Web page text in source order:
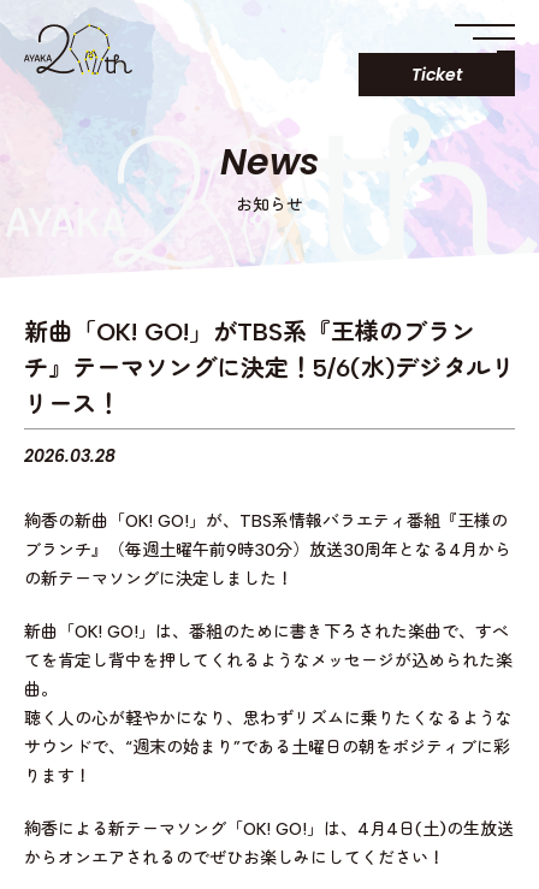
Ticket
News
お知らせ
新曲「OK! GO!」がTBS系『王様のブラン
チ』テーマソングに決定！5/6(水)デジタルリ
リース！
2026.03.28
絢香の新曲「OK! GO!」が、TBS系情報バラエティ番組『王様の
ブランチ』（毎週土曜午前9時30分）放送30周年となる4月から
の新テーマソングに決定しました！
新曲「OK! GO!」は、番組のために書き下ろされた楽曲で、すべ
てを肯定し背中を押してくれるようなメッセージが込められた楽
曲。
聴く人の心が軽やかになり、思わずリズムに乗りたくなるような
サウンドで、“週末の始まり”である土曜日の朝をポジティブに彩
ります！
絢香による新テーマソング「OK! GO!」は、4月4日(土)の生放送
からオンエアされるのでぜひお楽しみにしてください！